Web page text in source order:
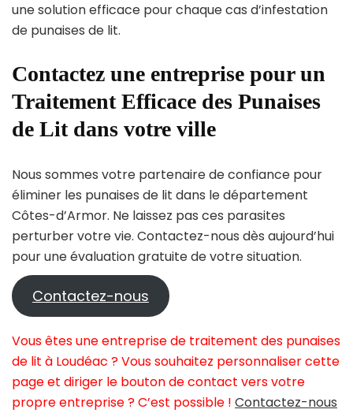
une solution efficace pour chaque cas d’infestation
de punaises de lit.
Contactez une entreprise pour un
Traitement Efficace des Punaises
de Lit dans votre ville
Nous sommes votre partenaire de confiance pour
éliminer les punaises de lit dans le département
Côtes-d’Armor. Ne laissez pas ces parasites
perturber votre vie. Contactez-nous dès aujourd’hui
pour une évaluation gratuite de votre situation.
Contactez-nous
Vous êtes une entreprise de traitement des punaises
de lit à Loudéac ? Vous souhaitez personnaliser cette
page et diriger le bouton de contact vers votre
propre entreprise ? C’est possible ! Contactez-nous